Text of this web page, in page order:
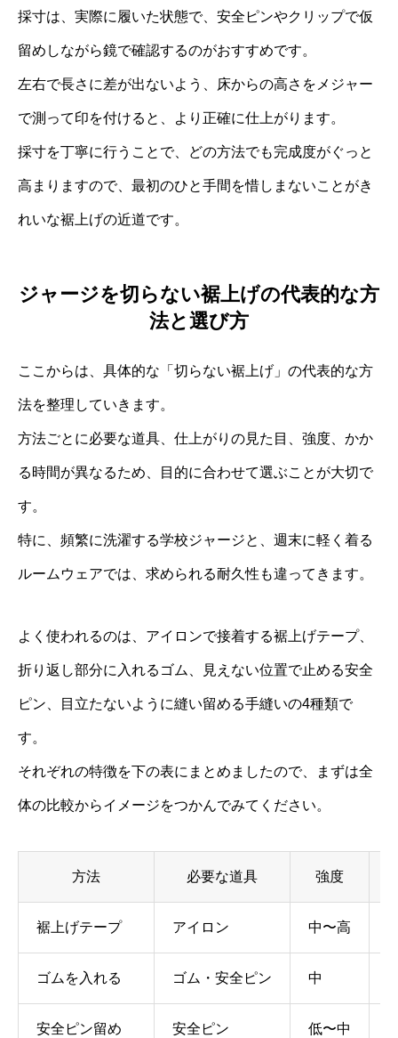
採寸は、実際に履いた状態で、安全ピンやクリップで仮
留めしながら鏡で確認するのがおすすめです。
左右で長さに差が出ないよう、床からの高さをメジャー
で測って印を付けると、より正確に仕上がります。
採寸を丁寧に行うことで、どの方法でも完成度がぐっと
高まりますので、最初のひと手間を惜しまないことがき
れいな裾上げの近道です。
ジャージを切らない裾上げの代表的な方
法と選び方
ここからは、具体的な「切らない裾上げ」の代表的な方
法を整理していきます。
方法ごとに必要な道具、仕上がりの見た目、強度、かか
る時間が異なるため、目的に合わせて選ぶことが大切で
す。
特に、頻繁に洗濯する学校ジャージと、週末に軽く着る
ルームウェアでは、求められる耐久性も違ってきます。
よく使われるのは、アイロンで接着する裾上げテープ、
折り返し部分に入れるゴム、見えない位置で止める安全
ピン、目立たないように縫い留める手縫いの4種類で
す。
それぞれの特徴を下の表にまとめましたので、まずは全
体の比較からイメージをつかんでみてください。
方法 必要な道具 強度
裾上げテープ アイロン 中〜高
ゴムを入れる ゴム・安全ピン 中
安全ピン留め 安全ピン 低〜中